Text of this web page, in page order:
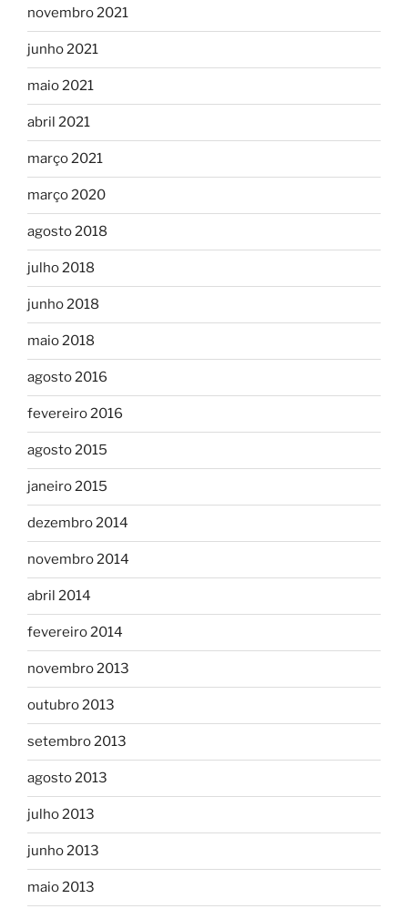
novembro 2021
junho 2021
maio 2021
abril 2021
março 2021
março 2020
agosto 2018
julho 2018
junho 2018
maio 2018
agosto 2016
fevereiro 2016
agosto 2015
janeiro 2015
dezembro 2014
novembro 2014
abril 2014
fevereiro 2014
novembro 2013
outubro 2013
setembro 2013
agosto 2013
julho 2013
junho 2013
maio 2013